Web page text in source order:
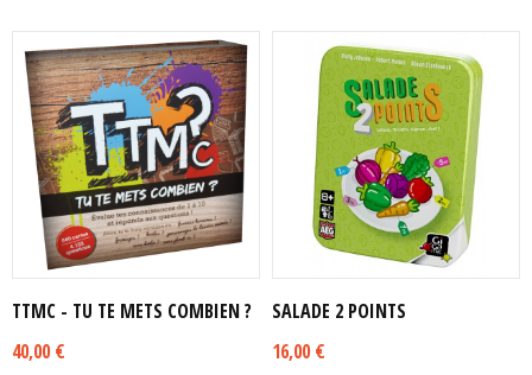
TTMC - TU TE METS COMBIEN ?
40,00 €
SALADE 2 POINTS
16,00 €